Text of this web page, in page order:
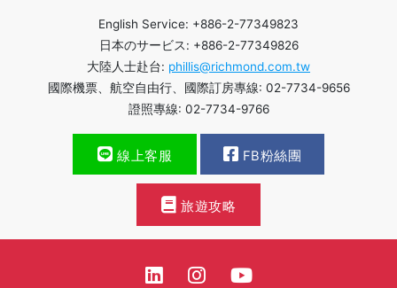
English Service: +886-2-77349823
日本のサービス: +886-2-77349826
大陸人士赴台: phillis@richmond.com.tw
國際機票、航空自由行、國際訂房專線: 02-7734-9656
證照專線: 02-7734-9766
線上客服 FB粉絲團
旅遊攻略